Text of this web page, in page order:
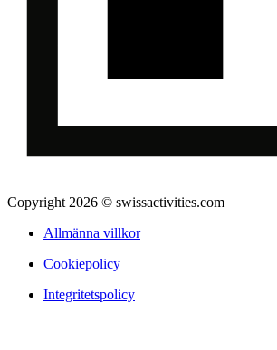
Copyright 2026 © swissactivities.com
Allmänna villkor
Cookiepolicy
Integritetspolicy